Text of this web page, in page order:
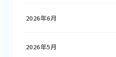
2026年6月
2026年5月